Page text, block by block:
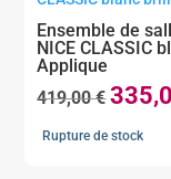
Ensemble de
NICE CLASSIC
Applique
419,00€Le
prix
Rupture de stock